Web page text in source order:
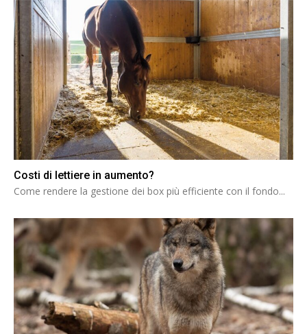
Costi di lettiere in aumento?
Come rendere la gestione dei box più efficiente con il fondo...